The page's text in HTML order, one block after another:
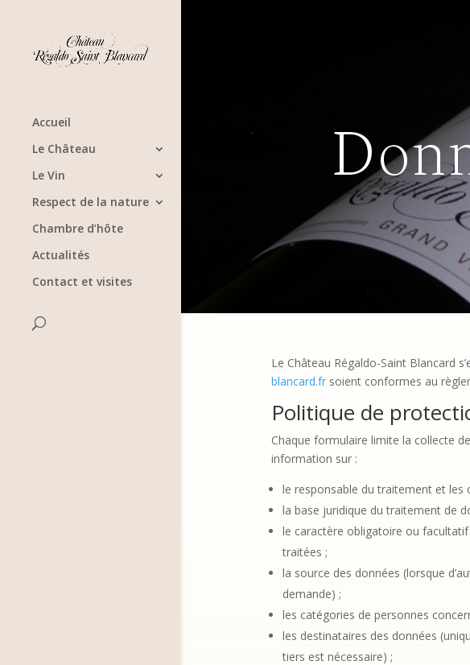
Accueil
Le Château
Le Vin
Respect de la nature
Chambre d’hôte
Actualités
Contact et visites
Le Château Régaldo-Saint Blancard
blancard.frsoient conformes au
Politique de
Chaque formulaire limite la collecte
information sur :
le responsable du traitement et les
la base juridique du traitement de
le caractère obligatoire ou
traitées ;
la source des données (lorsque
demande) ;
les catégories de personnes
les destinataires des données
tiers est nécessaire) ;